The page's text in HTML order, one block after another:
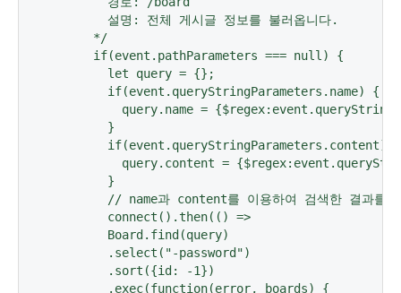
        설명: 전체 게시글 정보를 불러옵니다.
      */
      if(event.pathParameters === null) {
        let query = {};
        if(event.queryStringParameters.name) {
query.name =
        }
        if(event.queryStringParameters.content) {
query.content =
        }
// name과 content를 이용하여 검색한 결과를
        connect().then(() =>
        Board.find(query)
        .select("-password")
        .sort({id: -1})
        .exec(function(error, boards) {